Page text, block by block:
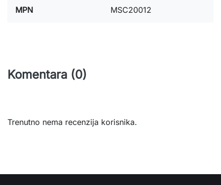
MPN MSC20012
Komentara (0)
Trenutno nema recenzija korisnika.